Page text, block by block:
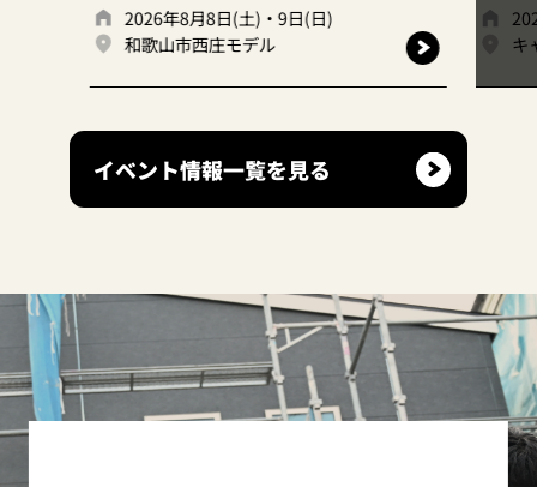
2026年8月8日(土)・9日(日)
和歌山市西庄モデル
キ
イベント情報一覧を見る